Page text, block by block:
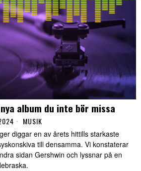
album du inte bör missa
MUSIK
diggar en av årets hittills starkaste
till densamma. Vi konstaterar
sidan Gershwin och lyssnar på en